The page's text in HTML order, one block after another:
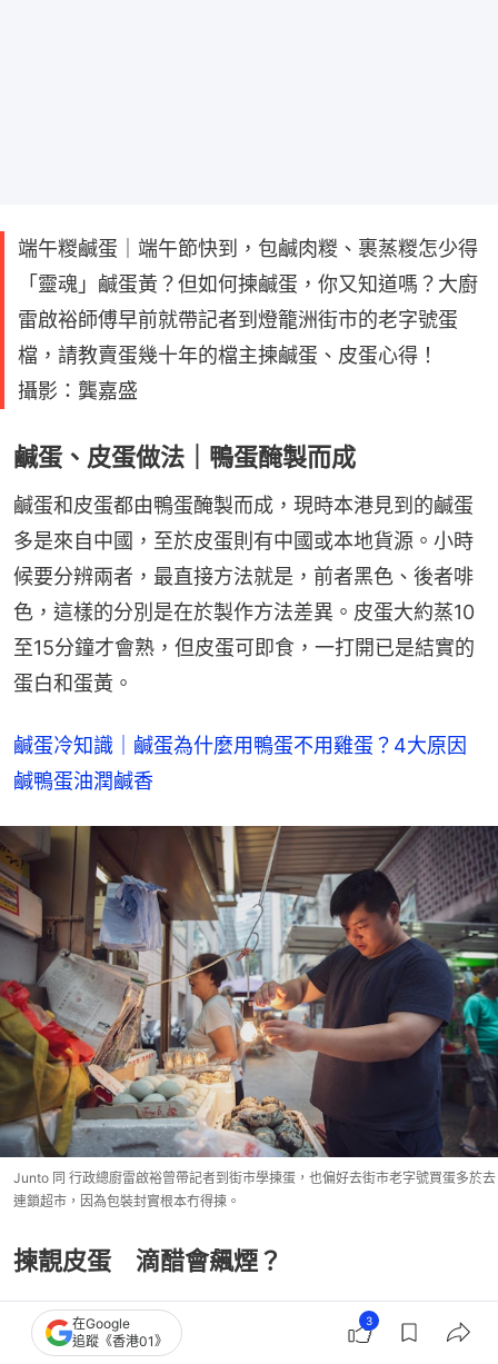
端午糉鹹蛋｜端午節快到，包鹹肉糉、裹蒸糉怎少得
「靈魂」鹹蛋黃？但如何揀鹹蛋，你又知道嗎？大廚
雷啟裕師傅早前就帶記者到燈籠洲街市的老字號蛋
檔，請教賣蛋幾十年的檔主揀鹹蛋、皮蛋心得！
攝影：龔嘉盛
鹹蛋、皮蛋做法｜鴨蛋醃製而成
鹹蛋和皮蛋都由鴨蛋醃製而成，現時本港見到的鹹蛋
多是來自中國，至於皮蛋則有中國或本地貨源。小時
候要分辨兩者，最直接方法就是，前者黑色、後者啡
色，這樣的分別是在於製作方法差異。皮蛋大約蒸10
至15分鐘才會熟，但皮蛋可即食，一打開已是結實的
蛋白和蛋黃。
鹹蛋冷知識｜鹹蛋為什麼用鴨蛋不用雞蛋？4大原因
鹹鴨蛋油潤鹹香
Junto 同 行政總廚雷啟裕曾帶記者到街市學揀蛋，也偏好去街市老字號買蛋多於去
連鎖超市，因為包裝封實根本冇得揀。
揀靚皮蛋 滴醋會飆煙？
在Google
追蹤《香港01》
3